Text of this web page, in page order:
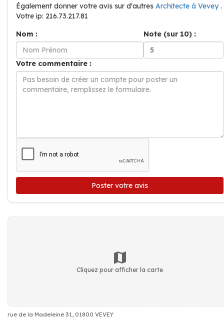
Également donner votre avis sur d'autres Architecte à Vevey.
Votre ip: 216.73.217.81
Nom :
Note (sur 10) :
Votre commentaire :
Poster votre avis
Cliquez pour afficher la carte
rue de la Madeleine 31, 01800 VEVEY